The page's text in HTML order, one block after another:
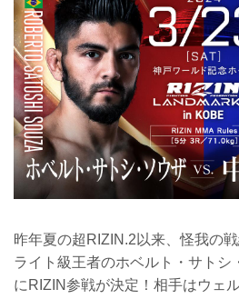
昨年夏の超RIZIN.2以来、怪我の
ライト級王者のホベルト・サトシ
にRIZIN参戦が決定！相手はウェ